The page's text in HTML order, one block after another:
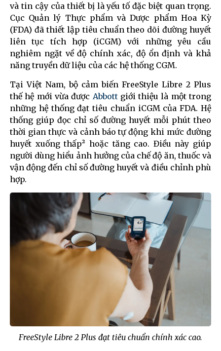
và tin cậy của thiết bị là yếu tố đặc biệt quan trọng.
Cục Quản lý Thực phẩm và Dược phẩm Hoa Kỳ
(FDA) đã thiết lập tiêu chuẩn theo dõi đường huyết
liên tục tích hợp (iCGM) với những yêu cầu
nghiêm ngặt về độ chính xác, độ ổn định và khả
năng truyền dữ liệu của các hệ thống CGM.
Tại Việt Nam, bộ cảm biến FreeStyle Libre 2 Plus
thế hệ mới vừa được Abbottgiới thiệu là một trong
những hệ thống đạt tiêu chuẩn iCGM của FDA. Hệ
thống giúp đọc chỉ số đường huyết mỗi phút theo
thời gian thực và cảnh báo tự động khi mức đường
huyết xuống thấp² hoặc tăng cao. Điều này giúp
người dùng hiểu ảnh hưởng của chế độ ăn, thuốc và
vận động đến chỉ số đường huyết và điều chỉnh phù
hợp.
FreeStyle Libre 2 Plus đạt tiêu chuẩn chính xác cao.